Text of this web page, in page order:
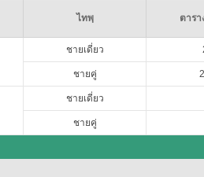
ไทพฺ ตาร
ชายเดี่ยว
ชายคู่
ชายเดี่ยว
ชายคู่